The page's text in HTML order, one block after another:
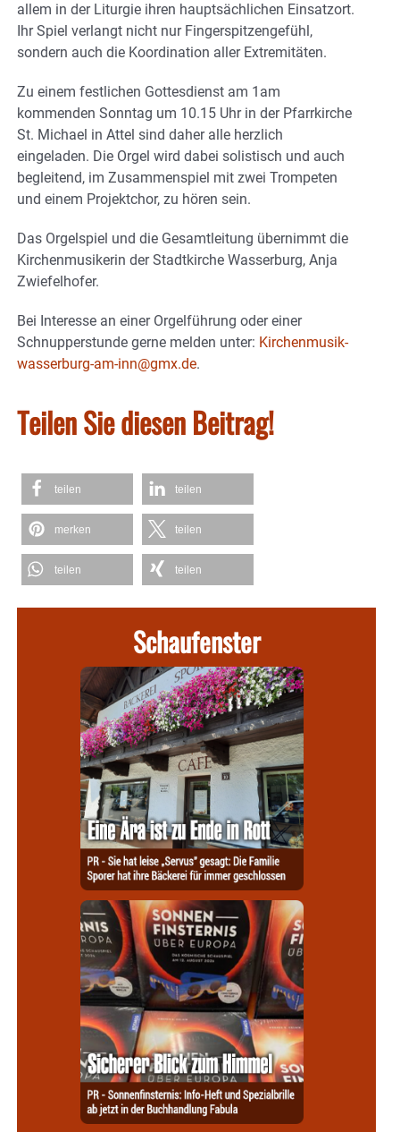
allem in der Liturgie ihren hauptsächlichen Einsatzort.
Ihr Spiel verlangt nicht nur Fingerspitzengefühl,
sondern auch die Koordination aller Extremitäten.
Zu einem festlichen Gottesdienst am 1am
kommenden Sonntag um 10.15 Uhr in der Pfarrkirche
St. Michael in Attel sind daher alle herzlich
eingeladen. Die Orgel wird dabei solistisch und auch
begleitend, im Zusammenspiel mit zwei Trompeten
und einem Projektchor, zu hören sein.
Das Orgelspiel und die Gesamtleitung übernimmt die
Kirchenmusikerin der Stadtkirche Wasserburg, Anja
Zwiefelhofer.
Bei Interesse an einer Orgelführung oder einer
Schnupperstunde gerne melden unter: Kirchenmusik-
wasserburg-am-inn@gmx.de.
Teilen Sie diesen Beitrag!
teilen teilen
merken teilen
teilen teilen
Schaufenster